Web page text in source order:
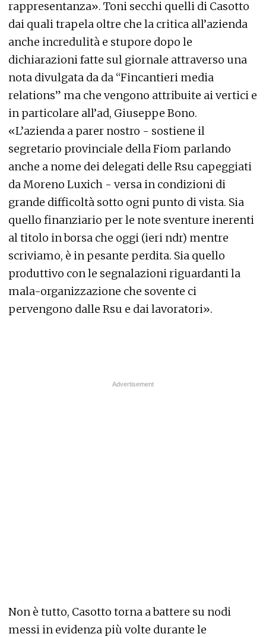
rappresentanza». Toni secchi quelli di Casotto
dai quali trapela oltre che la critica all’azienda
anche incredulità e stupore dopo le
dichiarazioni fatte sul giornale attraverso una
nota divulgata da da “Fincantieri media
relations” ma che vengono attribuite ai vertici e
in particolare all’ad, Giuseppe Bono.
«L’azienda a parer nostro - sostiene il
segretario provinciale della Fiom parlando
anche a nome dei delegati delle Rsu capeggiati
da Moreno Luxich - versa in condizioni di
grande difficoltà sotto ogni punto di vista. Sia
quello finanziario per le note sventure inerenti
al titolo in borsa che oggi (ieri ndr) mentre
scriviamo, è in pesante perdita. Sia quello
produttivo con le segnalazioni riguardanti la
mala-organizzazione che sovente ci
pervengono dalle Rsu e dai lavoratori».
Non è tutto, Casotto torna a battere su nodi
messi in evidenza più volte durante le